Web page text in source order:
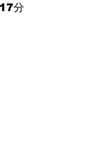
分​